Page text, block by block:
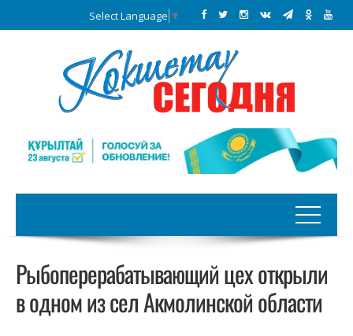
Select Language ▼
Рыбоперерабатывающий цех открыли
в одном из сел Акмолинской области